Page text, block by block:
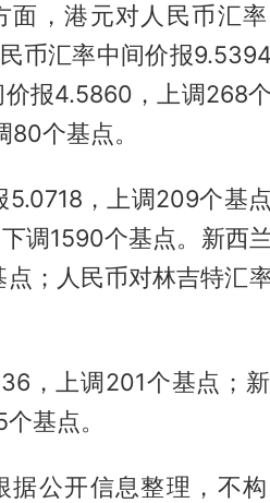
，港元对人民币汇
币汇率中间价报
报4.5860，上调268
个基点。
，上调209个基
调1590个基点。新西
；人民币对林吉特汇
，上调201个基点；
基点。
公开信息整理，不